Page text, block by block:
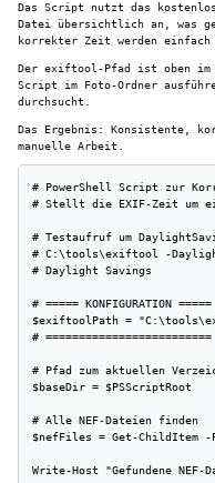
Das Script nutzt das
Datei übersichtlich an, was
korrekter Zeit werden einfach
Der exiftool-Pfad ist oben
Script im Foto-Ordner
durchsucht.
Das Ergebnis: Konsistente,
manuelle Arbeit.
# PowerShell Script zur
# Stellt die EXIF-Zeit um
# Testaufruf um
# C:\tools\exiftool -
# Daylight Savings
# ===== KONFIGURATION =====
$exiftoolPath =
# =========================
# Pfad zum aktuellen
$baseDir = $PSScriptRoot
# Alle NEF-Dateien finden
$nefFiles = Get-ChildItem
Write-Host "Gefundene